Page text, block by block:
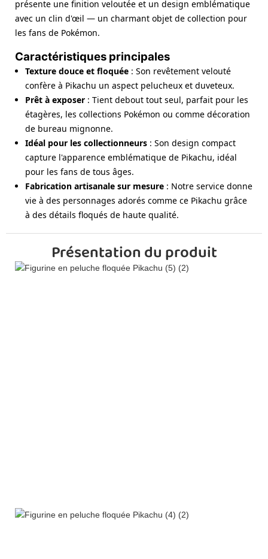
présente une finition veloutée et un design emblématique
avec un clin d'œil — un charmant objet de collection pour
les fans de Pokémon.
Caractéristiques principales
Texture douce et floquée: Son revêtement velouté
confère à Pikachu un aspect pelucheux et duveteux.
Prêt à exposer: Tient debout tout seul, parfait pour les
étagères, les collections Pokémon ou comme décoration
de bureau mignonne.
Idéal pour les collectionneurs: Son design compact
capture l'apparence emblématique de Pikachu, idéal
pour les fans de tous âges.
Fabrication artisanale sur mesure: Notre service donne
vie à des personnages adorés comme ce Pikachu grâce
à des détails floqués de haute qualité.
Présentation du produit